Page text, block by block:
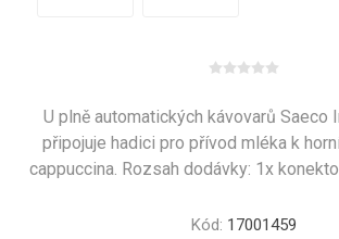
U plně automatických kávovarů Saeco
připojuje hadici pro přívod mléka k
cappuccina. Rozsah dodávky: 1x
Kód: 17001459